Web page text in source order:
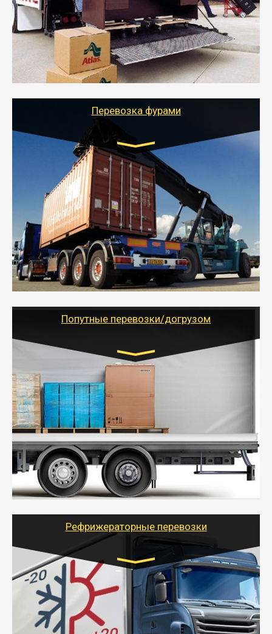
- Служебный или военный переезд может быть на
отдельном авто или догрузом (по меньшей
стоимости).
- Тайгер Логистик подберет автотранспорт, быстро и
качественно организует переезд к новому месту
службы или работы с гарантией сохранности груза и
оформлением документов, подтверждающих
Перевозка фурами
Транспорт:
Еврофура Тент от 5 до 10 тонн
грузоподъемность
от 10 000 руб. Возможен догруз
- Доставка фурой до 20 т возможна для больших
объемов грузов, упакованных в коробки, мешки,
паллеты и россыпью в самые отдаленные места
России с гарантией полной сохранности.
- Тайгер Логистик предоставляет услуги по
грузоперевозкам для физических и юридических лиц
Попутные перевозки/догрузом
Транспорт:
Газель (1,5 и 3 тонны), Бычок, Еврофура от 5 до
10 тонн
от 5000 руб. Возможен догруз
- Экономный способ доставить вещи от 200 кг в
другой город - догрузом или попутно. Попутные
грузоперевозки для физлиц, ИП и юрлиц обходятся
дешевле.
- Тайгер Логистик организует доставку
крупногабаритных и личных вещей по нужному
для погрузочно-разгрузочных работ при перевозке.
Рефрижераторные перевозки
Транспорт:
Газель (1,5 и 3 тонны), Бычок, Еврофура от 5 до
10 тонн
от 6000 руб.